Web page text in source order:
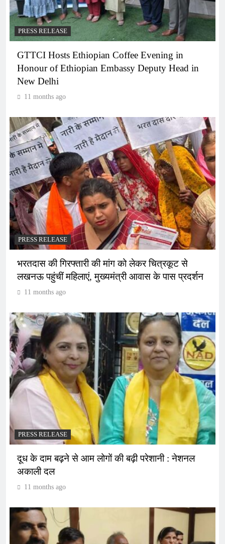
PRESS RELEASE
GTTCI Hosts Ethiopian Coffee Evening in
Honour of Ethiopian Embassy Deputy Head in
New Delhi
11 months ago
PRESS RELEASE
भरतदास की गिरफ्तारी की मांग को लेकर चित्रकूट से
लखनऊ पहुंचीं महिलाएं, मुख्यमंत्री आवास के पास प्रदर्शन
11 months ago
PRESS RELEASE
दूध के दाम बढ़ने से आम लोगों की बढ़ी परेशानी : नेशनल
अकाली दल
11 months ago